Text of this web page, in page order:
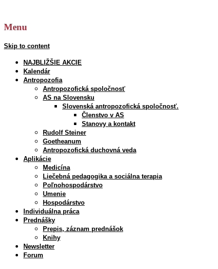
Menu
Skip to content
NAJBLIŽŠIE AKCIE
Kalendár
Antropozofia
Antropozofická spoločnosť
AS na Slovensku
Slovenská antropozofická spoločnosť.
Členstvo v AS
Stanovy a kontakt
Rudolf Steiner
Goetheanum
Antropozofická duchovná veda
Aplikácie
Medicína
Liečebná pedagogika a sociálna terapia
Poľnohospodárstvo
Umenie
Hospodárstvo
Individuálna práca
Prednášky
Prepis, záznam prednášok
Knihy
Newsletter
Forum